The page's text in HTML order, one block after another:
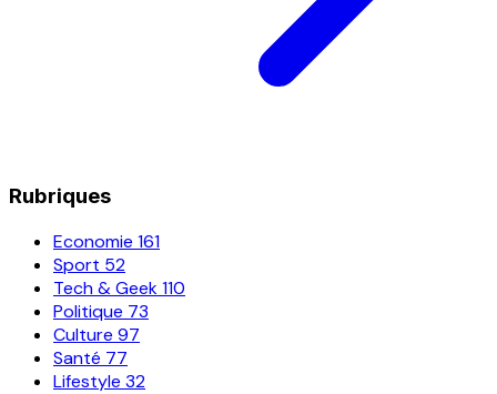
Rubriques
Economie 161
Sport 52
Tech & Geek110
Politique 73
Culture 97
Santé 77
Lifestyle 32